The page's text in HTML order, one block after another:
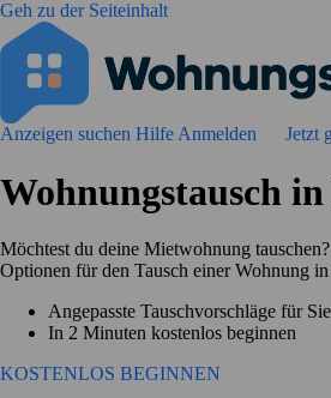
Geh zu der Seiteinhalt
Anzeigen suchen Hilfe Anmelden Jetzt
Wohnungstausch
Möchtest du deine Mietwohnung
Optionen für den Tausch einer Wohnung
Angepasste Tauschvorschläge für Sie
In 2 Minuten kostenlos beginnen
KOSTENLOS BEGINNEN